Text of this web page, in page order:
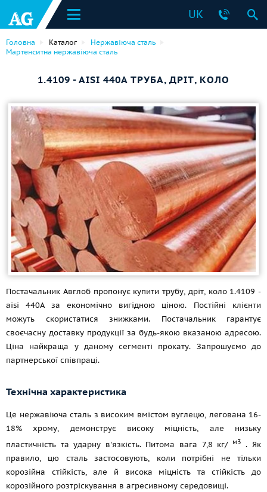
UK
Головна Каталог
Нержавіюча сталь
Мартенситна нержавіюча сталь
1.4109 - AISI 440A ТРУБА, ДРІТ, КОЛО
Постачальник Авглоб пропонує купити трубу, дріт, коло 1.4109 -
aisi 440A за економічно вигідною ціною. Постійні клієнти
можуть скористатися знижками. Постачальник гарантує
своєчасну доставку продукції за будь-якою вказаною адресою.
Ціна найкраща у даному сегменті прокату. Запрошуємо до
партнерської співпраці.
Технічна характеристика
Це нержавіюча сталь з високим вмістом вуглецю, легована 16-
18% хрому, демонструє високу міцність, але низьку
пластичність та ударну в'язкість. Питома вага 7,8 кг/ м3 . Як
правило, цю сталь застосовують, коли потрібні не тільки
корозійна стійкість, але й висока міцність та стійкість до
корозійного розтріскування в агресивному середовищі.